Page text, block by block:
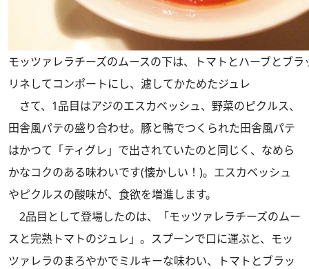
モッツァレラチーズのムースの下は、トマトとハーブとブ
リネしてコンポートにし、濾してかためたジュレ
さて、1品目はアジのエスカベッシュ、野菜のピクルス、
田舎風パテの盛り合わせ。豚と鴨でつくられた田舎風パテ
はかつて「ティグレ」で出されていたのと同じく、なめら
かなコクのある味わいです(懐かしい！)。エスカベッシュ
やピクルスの酸味が、食欲を増進します。
2品目として登場したのは、「モッツァレラチーズのムー
スと完熟トマトのジュレ」。スプーンで口に運ぶと、モッ
ツァレラのまろやかでミルキーな味わい、トマトとブラッ